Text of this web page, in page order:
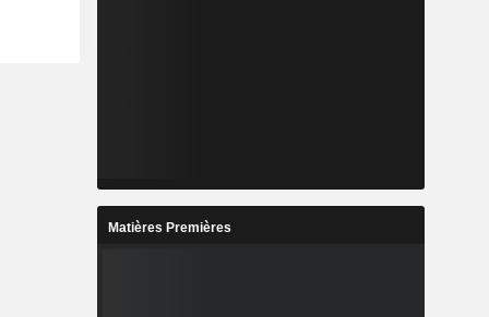
Matières Premières